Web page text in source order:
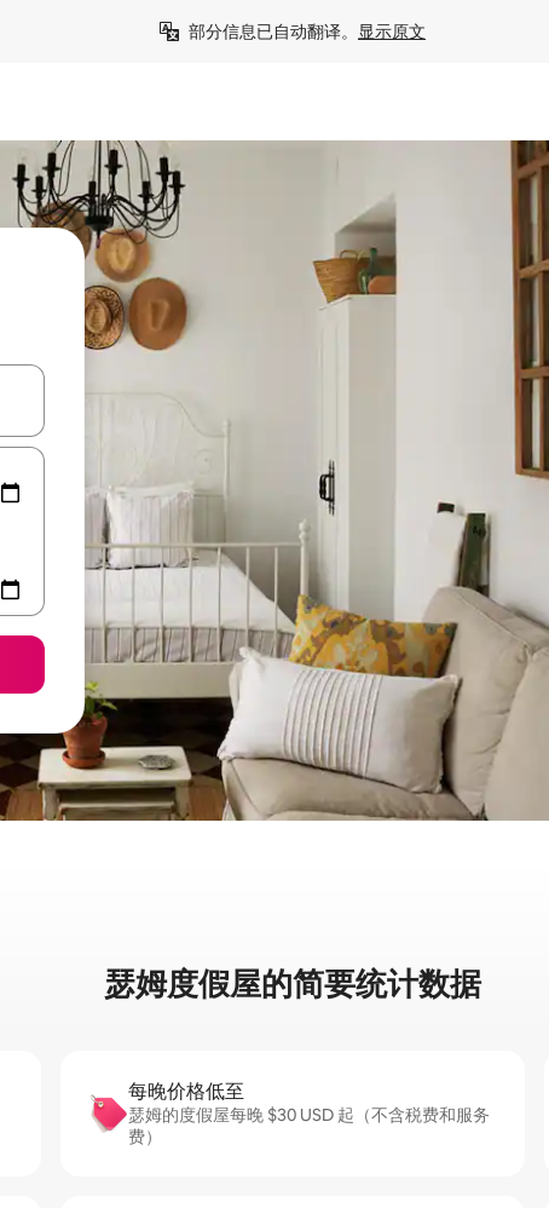
部分信息已自动翻译。 显示原文
或滑动手势浏览。
瑟姆度假屋的简要统计数据
每晚价格低至
瑟姆的度假屋每晚 $30 USD 起（不含税费和服务
费）